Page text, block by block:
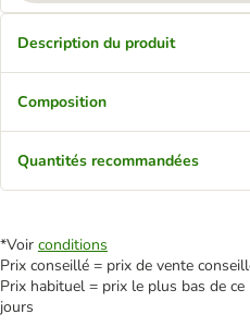
Description du produit
Composition
Quantités recommandées
*Voir conditions
Prix conseillé = prix de vente
Prix habituel = prix le plus bas de
jours